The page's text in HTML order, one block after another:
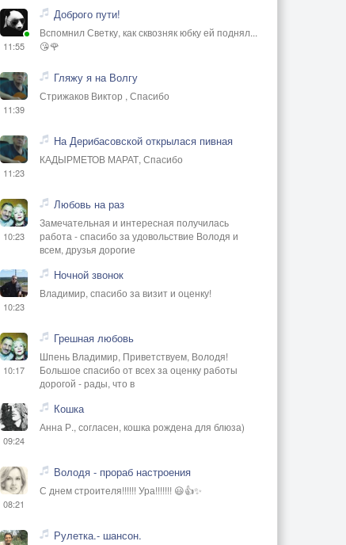
11:55
Доброго пути!
Вспомнил Светку, как сквозняк юбку ей поднял...
😘🌹
11:39
Гляжу я на Волгу
Стрижаков Виктор , Спасибо
11:23
На Дерибасовской открылася пивная
КАДЫРМЕТОВ МАРАТ, Спасибо
10:23
Любовь на раз
Замечательная и интересная получилась
работа - спасибо за удовольствие Володя и
всем, друзья дорогие
10:23
Ночной звонок
Владимир, спасибо за визит и оценку!
10:17
Грешная любовь
Шпень Владимир, Приветствуем, Володя!
Большое спасибо от всех за оценку работы
дорогой - рады, что в
09:24
Кошка
Анна Р., согласен, кошка рождена для блюза)
08:21
Володя - прораб настроения
С днем строителя!!!!!! Ура!!!!!!! 😃👍✨
Рулетка.- шансон.